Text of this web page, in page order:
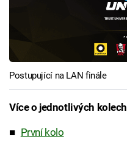
Postupující na LAN finále
Více o jednotlivých kolech
První kolo